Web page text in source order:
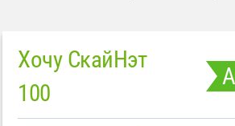
Хочу СкайНэт
100